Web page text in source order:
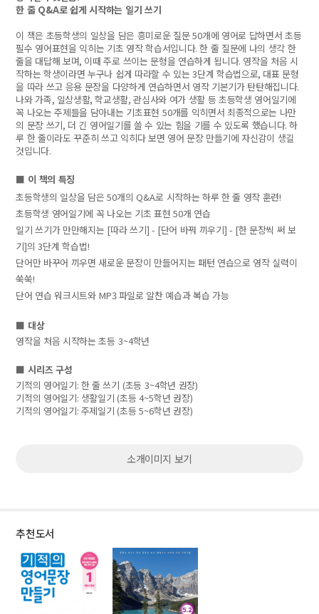
한 줄 Q&A로 쉽게 시작하는 일기 쓰기
이 책은 초등학생의 일상을 담은 흥미로운 질문50개에 영어로 답하면서 초등
필수 영어표현을 익히는 기초 영작 학습서입니다.한 줄 질문에 나의 생각 한
줄을 대답해 보며, 이때 주로 쓰이는 문형을 연습하게 됩니다. 영작을 처음 시
작하는 학생이라면 누구나 쉽게 따라할 수 있는 3단계 학습법으로, 대표 문형
을 따라 쓰고 응용 문장을 다양하게 연습하면서 영작 기본기가 탄탄해집니다.
나와 가족, 일상생활,학교생활,관심사와 여가 생활 등 초등학생 영어일기에
꼭 나오는 주제들을 담아내는 기초표현 50개를 익히면서 최종적으로는 나만
의 문장 쓰기, 더 긴 영어일기를 쓸 수 있는 힘을 기를 수 있도록 했습니다.하
루 한 줄이라도 꾸준히 쓰고 익히다 보면 영어 문장 만들기에 자신감이 생길
것입니다.
■ 이 책의 특징
초등학생의 일상을 담은50개의Q&A로 시작하는 하루 한 줄 영작 훈련!
초등학생 영어일기에 꼭 나오는 기초 표현 50개 연습
일기 쓰기가 만만해지는 [따라 쓰기] - [단어 바꿔 끼우기] - [한 문장씩 써 보
기]의3단계 학습법!
단어만 바꾸어 끼우면 새로운 문장이 만들어지는 패턴 연습으로 영작 실력이
쑥쑥!
단어 연습 워크시트와 MP3파일로 알찬 예습과 복습 가능
■ 대상
영작을 처음 시작하는 초등 3~4학년
■시리즈 구성
기적의 영어일기: 한 줄 쓰기 (초등 3~4학년 권장)
기적의 영어일기: 생활일기(초등4~5학년 권장)
기적의 영어일기: 주제일기(초등5~6학년 권장)
소개이미지 보기
추천도서